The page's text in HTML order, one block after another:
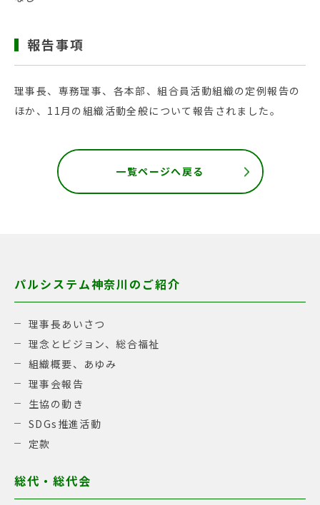
報告事項
理事長、専務理事、各本部、組合員活動組織の定例報告の
ほか、11月の組織活動全般について報告されました。
一覧ページへ戻る
パルシステム神奈川のご紹介
理事長あいさつ
理念とビジョン、総合福祉
組織概要、あゆみ
理事会報告
生協の動き
SDGs推進活動
定款
総代・総代会